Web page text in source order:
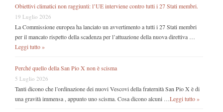
Obiettivi climatici non raggiunti: l’UE interviene contro tutti i 27 Stati membri.
19 Luglio 2026
La Commissione europea ha lanciato un avvertimento a tutti i 27 Stati membri
per il mancato rispetto della scadenza per l’attuazione della nuova direttiva …
Leggi tutto »
Perché quello della San Pio X non è scisma
5 Luglio 2026
Tanti dicono che l’ordinazione dei nuovi Vescovi della fraternità San Pio X è di
una gravità immensa , appunto uno scisma. Cosa dicono alcuni … Leggi tutto »